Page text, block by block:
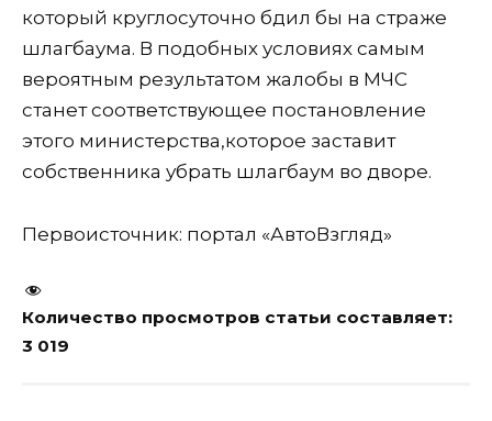
который круглосуточно бдил бы на страже
шлагбаума. В подобных условиях самым
вероятным результатом жалобы в МЧС
станет соответствующее постановление
этого министерства,которое заставит
собственника убрать шлагбаум во дворе.
Первоисточник: портал «АвтоВзгляд»
Количество просмотров статьи составляет:
3 019